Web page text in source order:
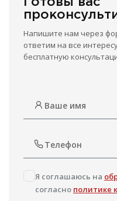
Готовы вас
Напишите нам через
ответим на все
бесплатную
Я соглашаюсь на
согласно политике